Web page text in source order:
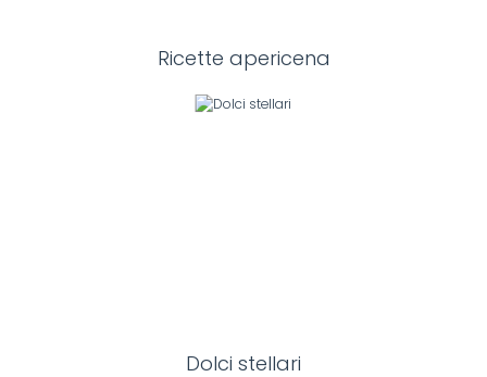
Ricette apericena
Dolci stellari